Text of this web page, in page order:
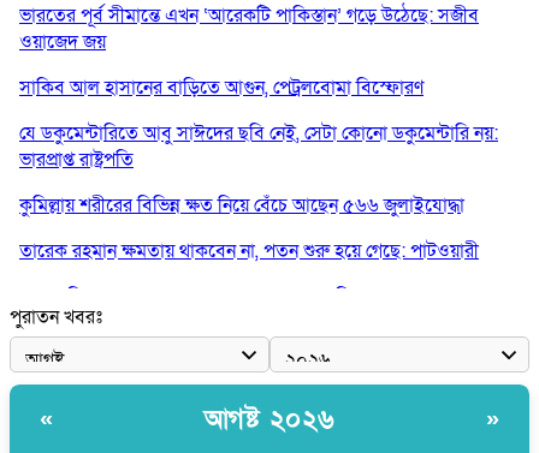
ভারতের পূর্ব সীমান্তে এখন ‘আরেকটি পাকিস্তান’ গড়ে উঠেছে: সজীব
ওয়াজেদ জয়
সাকিব আল হাসানের বাড়িতে আগুন, পেট্রলবোমা বিস্ফোরণ
যে ডকুমেন্টারিতে আবু সাঈদের ছবি নেই, সেটা কোনো ডকুমেন্টারি নয়:
ভারপ্রাপ্ত রাষ্ট্রপতি
কুমিল্লায় শরীরের বিভিন্ন ক্ষত নিয়ে বেঁচে আছেন ৫৬৬ জুলাইযোদ্ধা
তারেক রহমান ক্ষমতায় থাকবেন না, পতন শুরু হয়ে গেছে: পাটওয়ারী
শেখ হাসিনাকে আর রাখতে চাচ্ছে না ভারত: আসিফ মাহমুদ
জুলাই কোনো শ্রেণি বা গোষ্ঠীর নয়, এটি সর্বস্তরের মানুষের: ড. ইউনূস
আলিয়া মাদ্রাসায় ছাত্রদল-শিবির সংঘর্ষ, হাতে পাইপ মাথায় হেলমেট পড়ে
মাঠে যুবদল নেতা নয়ন
পুরাতন খবরঃ
« আগষ্ট ২০২৬ »